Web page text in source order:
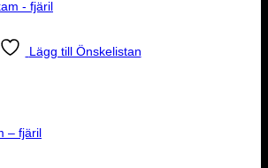
Lägg till Önskelistan
– fjäril